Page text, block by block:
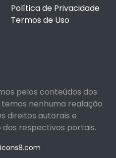
Política de Privacidade
Termos de Uso
pelos conteúdos dos
nenhuma realação
direitos autorais e
respectivos portais.
icons8.com